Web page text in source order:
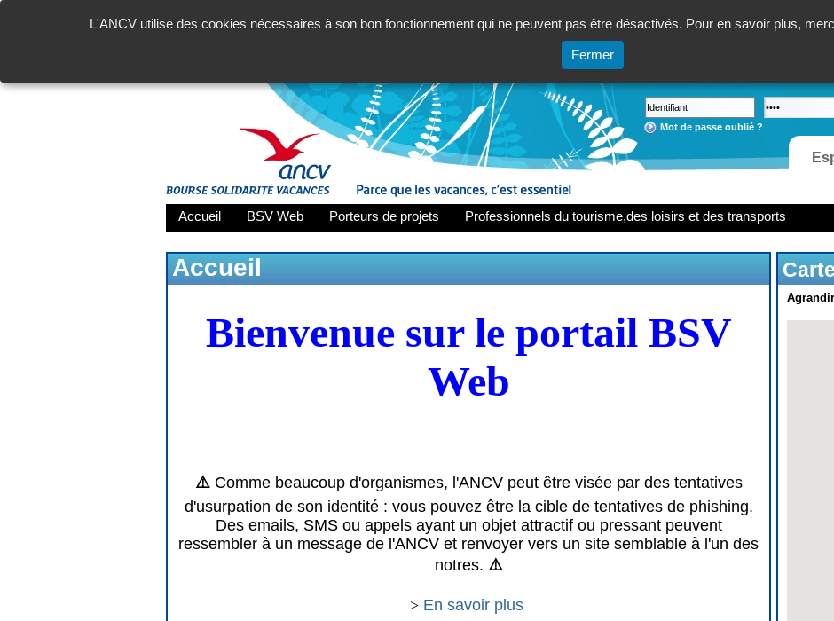
L'ANCV utilise des cookies nécessaires à son bon fonctionnement qui ne peuvent pas être désactivés. Pour en savoir plus,
Fermer
Mot de passe oublié ?
Accueil BSV Web Porteurs de projets Professionnels du tourisme,des loisirs et des transports
Accueil
Bienvenue sur le portail BSV
Web
⚠️ Comme beaucoup d'organismes, l'ANCV peut être visée par des tentatives
d'usurpation de son identité : vous pouvez être la cible de tentatives de phishing.
Des emails, SMS ou appels ayant un objet attractif ou pressant peuvent
ressembler à un message de l'ANCV et renvoyer vers un site semblable à l'un des
notres. ⚠️
> En savoir plus